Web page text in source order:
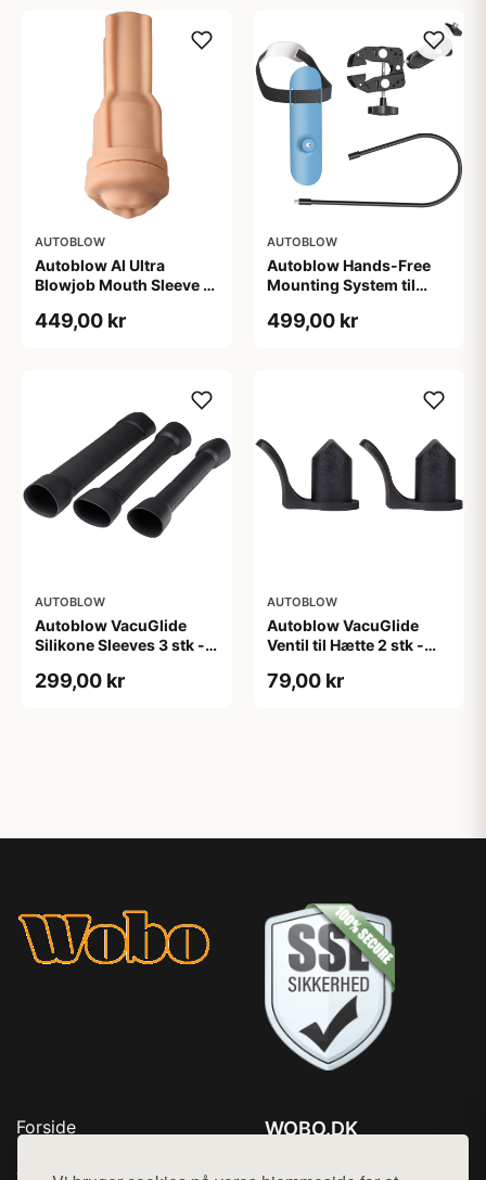
AUTOBLOW
Autoblow AI Ultra
Blowjob Mouth Sleeve -
449,00 kr
AUTOBLOW
Autoblow Hands-Free
Mounting System til
499,00 kr
AUTOBLOW
Autoblow VacuGlide
Silikone Sleeves 3 stk -
299,00 kr
AUTOBLOW
Autoblow VacuGlide
Ventil til Hætte 2 stk -
79,00 kr
Forside
WOBO.DK